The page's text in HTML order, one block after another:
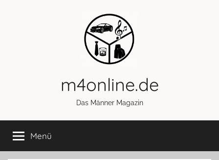
m4online.de
Das Männer Magazin
Menü